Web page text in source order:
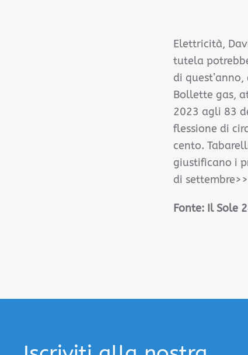
Elettricità,
tutela
di
Bollette gas,
2023 agli 83
flessione di
cento.
giustificano i
di
Fonte: Il Sole